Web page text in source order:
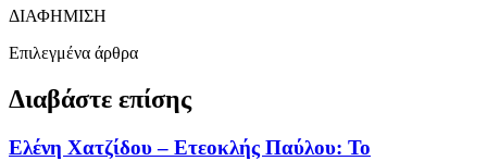
ΔΙΑΦΗΜΙΣΗ
Επιλεγμένα άρθρα
Διαβάστε επίσης
Ελένη Χατζίδου – Ετεοκλής Παύλου: Το